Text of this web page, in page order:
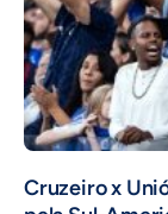
Cruzeiro x